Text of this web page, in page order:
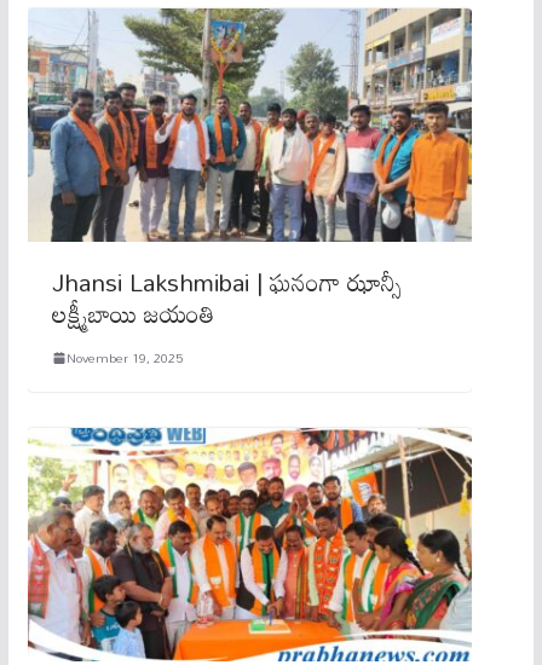
Jhansi Lakshmibai | ఘనంగా ఝాన్సీ
లక్ష్మీబాయి జయంతి
November 19, 2025